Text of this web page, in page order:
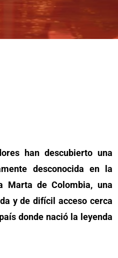
han descubierto una
desconocida en la
Marta de Colombia, una
y de difícil acceso cerca
donde nació la leyenda